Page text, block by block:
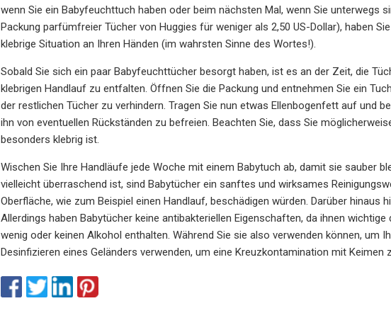
wenn Sie ein Babyfeuchttuch haben oder beim nächsten Mal, wenn Sie unterwegs
Packung parfümfreier Tücher von Huggies für weniger als 2,50 US-Dollar), haben
klebrige Situation an Ihren Händen (im wahrsten Sinne des Wortes!).
Sobald Sie sich ein paar Babyfeuchttücher besorgt haben, ist es an der Zeit, die
klebrigen Handlauf zu entfalten. Öffnen Sie die Packung und entnehmen Sie ein
der restlichen Tücher zu verhindern. Tragen Sie nun etwas Ellenbogenfett auf und
ihn von eventuellen Rückständen zu befreien. Beachten Sie, dass Sie
besonders klebrig ist.
Wischen Sie Ihre Handläufe jede Woche mit einem Babytuch ab, damit sie sauber
vielleicht überraschend ist, sind Babytücher ein sanftes und wirksames
Oberfläche, wie zum Beispiel einen Handlauf, beschädigen würden. Darüber hinaus
Allerdings haben Babytücher keine antibakteriellen Eigenschaften, da ihnen
wenig oder keinen Alkohol enthalten. Während Sie sie also verwenden können, um
Desinfizieren eines Geländers verwenden, um eine Kreuzkontamination mit Keimen